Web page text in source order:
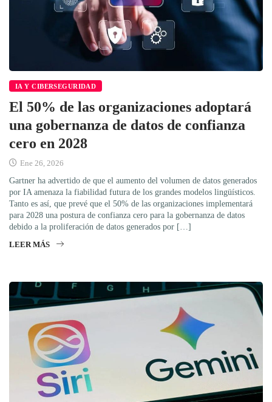
IA Y CIBERSEGURIDAD
El 50% de las organizaciones adoptará
una gobernanza de datos de confianza
cero en 2028
Ene 26, 2026
Gartner ha advertido de que el aumento del volumen de datos generados
por IA amenaza la fiabilidad futura de los grandes modelos lingüísticos.
Tanto es así, que prevé que el 50% de las organizaciones implementará
para 2028 una postura de confianza cero para la gobernanza de datos
debido a la proliferación de datos generados por […]
LEER MÁS